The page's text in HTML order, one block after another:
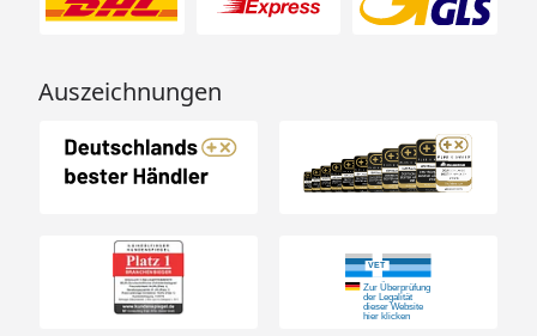
Auszeichnungen